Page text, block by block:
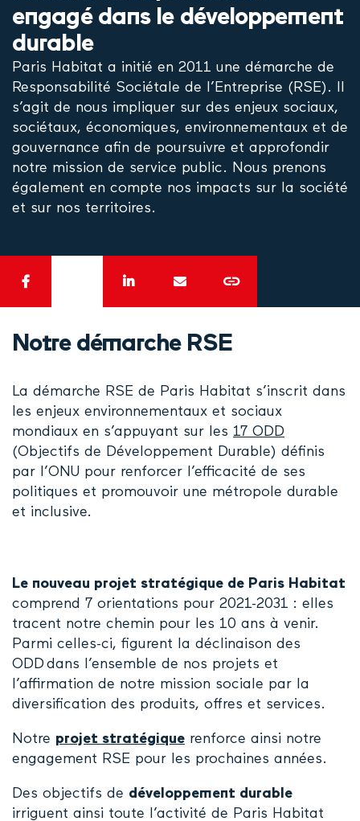
engagé dans le développement
durable
Paris Habitat a initié en 2011 une démarche de
Responsabilité Sociétale de l’Entreprise (RSE). Il
s’agit de nous impliquer sur des enjeux sociaux,
sociétaux, économiques, environnementaux et de
gouvernance afin de poursuivre et approfondir
notre mission de service public. Nous prenons
également en compte nos impacts sur la société
et sur nos territoires.
Notre démarche RSE
La démarche RSE de Paris Habitat s’inscrit dans
les enjeux environnementaux et sociaux
mondiaux en s’appuyant sur les 17 ODD
(Objectifs de Développement Durable) définis
par l’ONU pour renforcer l’efficacité de ses
politiques et promouvoir une métropole durable
et inclusive.
Le nouveau projet stratégique de Paris Habitat
comprend 7 orientations pour 2021-2031 : elles
tracent notre chemin pour les 10 ans à venir.
Parmi celles-ci, figurent la déclinaison des
ODD dans l’ensemble de nos projets et
l’affirmation de notre mission sociale par la
diversification des produits, offres et services.
Notre projet stratégique renforce ainsi notre
engagement RSE pour les prochaines années.
Des objectifs de développement durable
irriguent ainsi toute l’activité de Paris Habitat